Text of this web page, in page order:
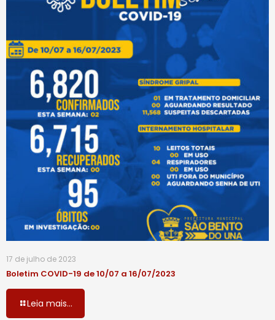
17 de julho de 2023
Boletim COVID-19 de 10/07 a 16/07/2023
Leia mais...